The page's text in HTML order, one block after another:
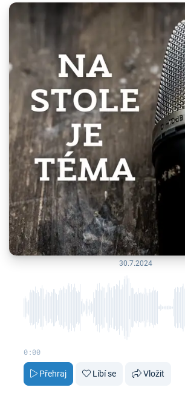
30.7.2024
0:00
Přehraj Líbí se Vložit